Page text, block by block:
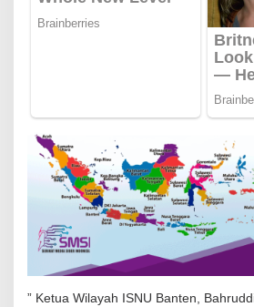
p
u
n
g
S
a
t
r
i
n
t
” Ketua Wilayah ISNU Banten,